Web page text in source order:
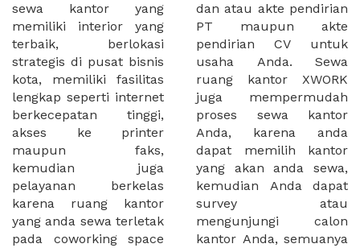
sewa kantor yang
memiliki interior yang
terbaik, berlokasi
strategis di pusat bisnis
kota, memiliki fasilitas
lengkap seperti internet
berkecepatan tinggi,
akses ke printer
maupun faks,
kemudian juga
pelayanan berkelas
karena ruang kantor
yang anda sewa terletak
pada coworking space
dan atau akte pendirian
PT maupun akte
pendirian CV untuk
usaha Anda. Sewa
ruang kantor XWORK
juga mempermudah
proses sewa kantor
Anda, karena anda
dapat memilih kantor
yang akan anda sewa,
kemudian Anda dapat
survey atau
mengunjungi calon
kantor Anda, semuanya